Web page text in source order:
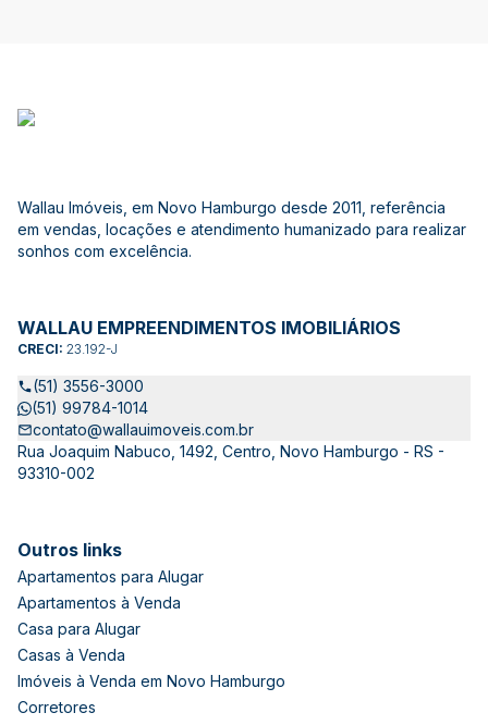
Wallau Imóveis, em Novo Hamburgo desde 2011, referência
em vendas, locações e atendimento humanizado para realizar
sonhos com excelência.
WALLAU EMPREENDIMENTOS IMOBILIÁRIOS
CRECI: 23.192-J
(51) 3556-3000
(51) 99784-1014
contato@wallauimoveis.com.br
Rua Joaquim Nabuco, 1492, Centro, Novo Hamburgo - RS -
93310-002
Outros links
Apartamentos para Alugar
Apartamentos à Venda
Casa para Alugar
Casas à Venda
Imóveis à Venda em Novo Hamburgo
Corretores